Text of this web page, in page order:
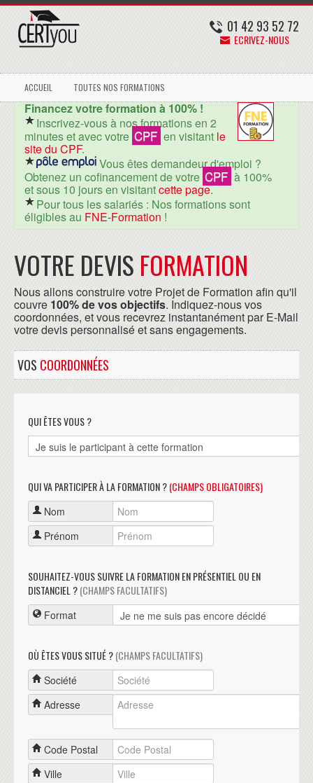
01 42 93 52 72
ECRIVEZ-NOUS
ACCUEIL TOUTES NOS FORMATIONS
Financez votre formation à 100% !
Inscrivez-vous à nos formations en 2
minutes et avec votre CPF en visitant le
site du CPF.
Vous êtes demandeur d'emploi ?
Obtenez un cofinancement de votre CPF à 100%
et sous 10 jours en visitantcette page.
Pour tous les salariés : Nos formations sont
éligibles au FNE-Formation !
VOTRE DEVIS FORMATION
Nous allons construire votre Projet de Formation afin qu'il
couvre 100% de vos objectifs. Indiquez-nous vos
coordonnées, et vous recevrez instantanément par E-Mail
votre devis personnalisé et sans engagements.
VOS COORDONNÉES
QUI ÊTES VOUS ?
QUI VA PARTICIPER À LA FORMATION ?(CHAMPS OBLIGATOIRES)
Nom
Prénom
SOUHAITEZ-VOUS SUIVRE LA FORMATION EN PRÉSENTIEL OU EN
DISTANCIEL ?(CHAMPS FACULTATIFS)
Format
OÙ ÊTES VOUS SITUÉ ?(CHAMPS FACULTATIFS)
Société
Adresse
Code Postal
Ville